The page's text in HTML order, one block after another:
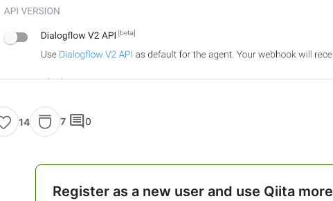
14 7 comment0
Register as a new user and use Qiita more